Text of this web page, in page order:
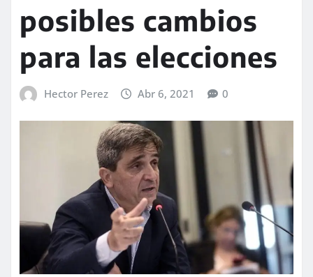
posibles cambios
para las elecciones
Hector Perez Abr 6, 2021 0